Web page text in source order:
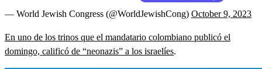
— World Jewish Congress (@WorldJewishCong) October 9, 2023
En uno de los trinos que el mandatario colombiano publicó el
domingo, calificó de “neonazis” a los israelíes.